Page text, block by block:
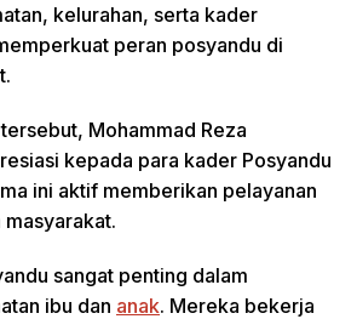
kelurahan, serta kader
peran posyandu di
Mohammad Reza
kepada para kader Posyandu
ini aktif memberikan pelayanan
sangat penting dalam
ibu dan anak. Mereka bekerja